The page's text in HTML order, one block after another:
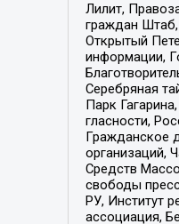
Лилит,
граждан
Открытый
информации,
Серебряная
Парк
гласности,
Гражданское
организаций,
Средств
свободы
РУ, Институт
ассоциация,